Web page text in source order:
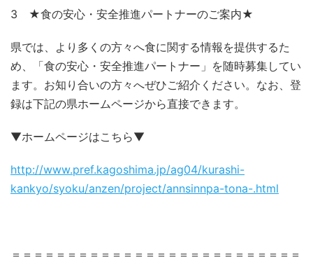
3 ★食の安心・安全推進パートナーのご案内★
県では、より多くの方々へ食に関する情報を提供するた
め、「食の安心・安全推進パートナー」を随時募集してい
ます。お知り合いの方々へぜひご紹介ください。なお、登
録は下記の県ホームページから直接できます。
▼ホームページはこちら▼
http://www.pref.kagoshima.jp/ag04/kurashi-
kankyo/syoku/anzen/project/annsinnpa-tona-.html
＝＝＝＝＝＝＝＝＝＝＝＝＝＝＝＝＝＝＝＝＝＝＝＝＝＝